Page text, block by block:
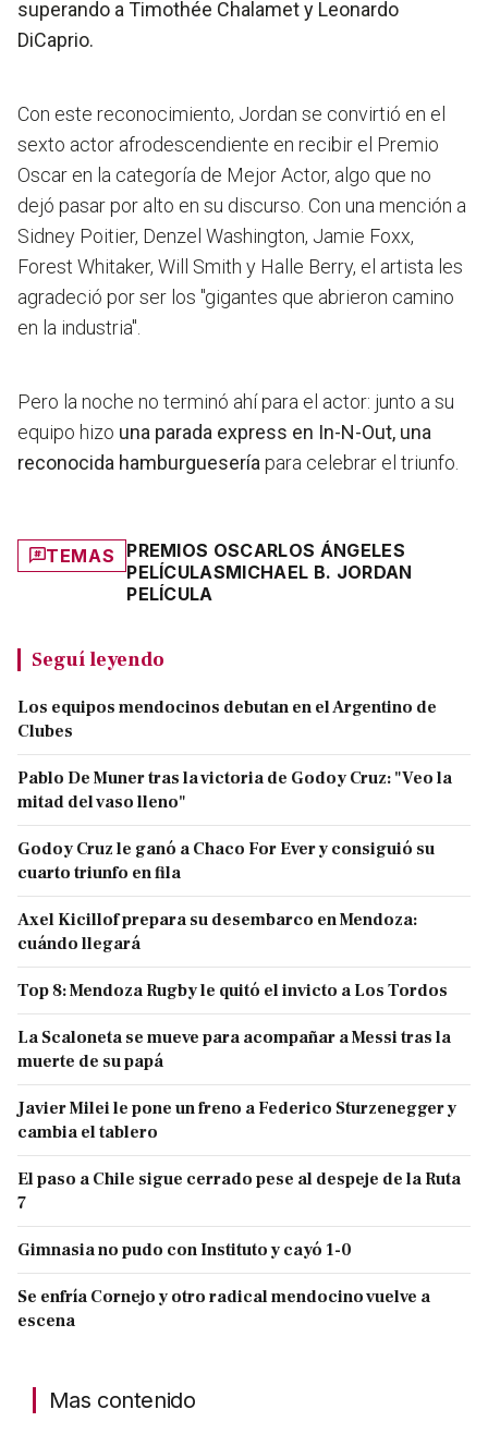
superando a Timothée Chalamet y Leonardo
DiCaprio.
Con este reconocimiento, Jordan se convirtió en el
sexto actor afrodescendiente en recibir el Premio
Oscar en la categoría de Mejor Actor, algo que no
dejó pasar por alto en su discurso. Con una mención a
Sidney Poitier, Denzel Washington, Jamie Foxx,
Forest Whitaker, Will Smith y Halle Berry, el artista les
agradeció por ser los "gigantes que abrieron camino
en la industria".
Pero la noche no terminó ahí para el actor: junto a su
equipo hizo una parada express en In-N-Out, una
reconocida hamburguesería para celebrar el triunfo.
TEMAS PREMIOS OSCARLOS ÁNGELES
PELÍCULASMICHAEL B. JORDAN
PELÍCULA
Seguí leyendo
Los equipos mendocinos debutan en el Argentino de
Clubes
Pablo De Muner tras la victoria de Godoy Cruz: "Veo la
mitad del vaso lleno"
Godoy Cruz le ganó a Chaco For Ever y consiguió su
cuarto triunfo en fila
Axel Kicillof prepara su desembarco en Mendoza:
cuándo llegará
Top 8: Mendoza Rugby le quitó el invicto a Los Tordos
La Scaloneta se mueve para acompañar a Messi tras la
muerte de su papá
Javier Milei le pone un freno a Federico Sturzenegger y
cambia el tablero
El paso a Chile sigue cerrado pese al despeje de la Ruta
7
Gimnasia no pudo con Instituto y cayó 1-0
Se enfría Cornejo y otro radical mendocino vuelve a
escena
Mas contenido